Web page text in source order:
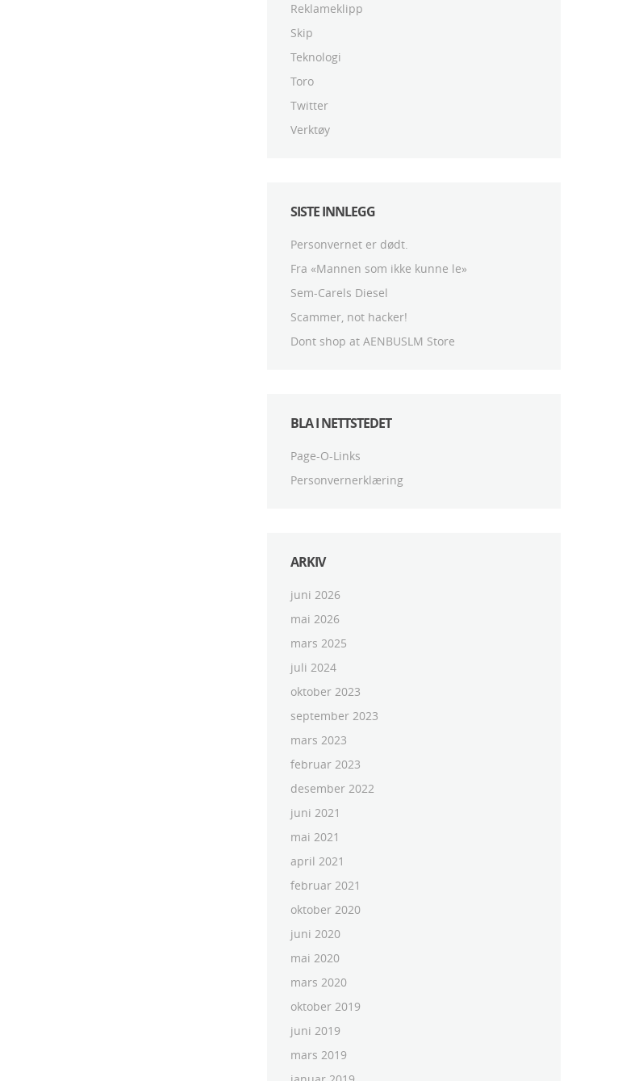
Reklameklipp
Skip
Teknologi
Toro
Twitter
Verktøy
SISTE INNLEGG
Personvernet er dødt.
Fra «Mannen som ikke kunne le»
Sem-Carels Diesel
Scammer, not hacker!
Dont shop at AENBUSLM Store
BLA I NETTSTEDET
Page-O-Links
Personvernerklæring
ARKIV
juni 2026
mai 2026
mars 2025
juli 2024
oktober 2023
september 2023
mars 2023
februar 2023
desember 2022
juni 2021
mai 2021
april 2021
februar 2021
oktober 2020
juni 2020
mai 2020
mars 2020
oktober 2019
juni 2019
mars 2019